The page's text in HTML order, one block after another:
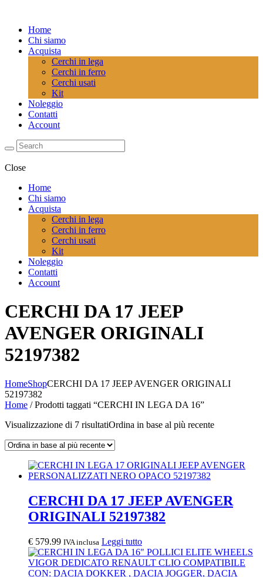
Home
Chi siamo
Acquista
Cerchi in lega
Cerchi in ferro
Cerchi usati
Kit
Noleggio
Contatti
Account
Close
Home
Chi siamo
Acquista
Cerchi in lega
Cerchi in ferro
Cerchi usati
Kit
Noleggio
Contatti
Account
CERCHI DA 17 JEEP
AVENGER ORIGINALI
52197382
HomeShopCERCHI DA 17 JEEP AVENGER ORIGINALI
52197382
Home / Prodotti taggati “CERCHI IN LEGA DA 16”
Visualizzazione di 7 risultatiOrdina in base al più recente
CERCHI DA 17 JEEP AVENGER
ORIGINALI 52197382
€ 579.99 IVA inclusa Leggi tutto